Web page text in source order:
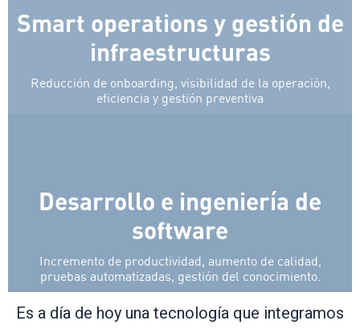
Smart operations y gestión de
infraestructuras
Reducción de onboarding, visibilidad de la operación,
eficiencia y gestión preventiva
Desarrollo e ingeniería de
software
Incremento de productividad, aumento de calidad,
pruebas automatizadas, gestión del conocimiento.
Es a día de hoy una tecnología que integramos